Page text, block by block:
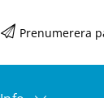
Prenumerera